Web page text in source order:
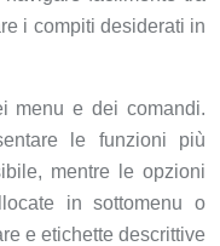
i compiti desiderati in
menu e dei comandi.
le funzioni più
mentre le opzioni
in sottomenu o
e etichette descrittive